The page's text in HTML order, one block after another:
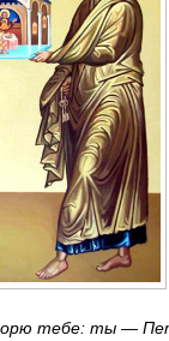
тебе: ты —